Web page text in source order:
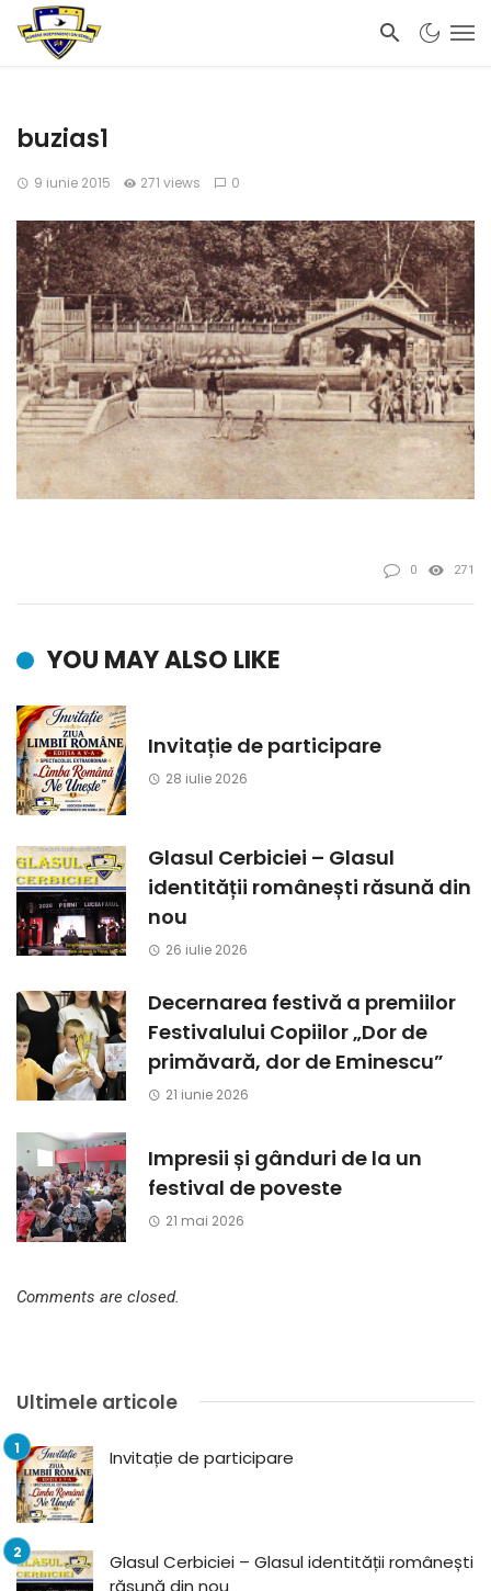
buzias1
9 iunie 2015 271 views 0
0 271
YOU MAY ALSO LIKE
Invitație de participare
28 iulie 2026
Glasul Cerbiciei – Glasul
identității românești răsună din
nou
26 iulie 2026
Decernarea festivă a premiilor
Festivalului Copiilor „Dor de
primăvară, dor de Eminescu”
21 iunie 2026
Impresii și gânduri de la un
festival de poveste
21 mai 2026
Comments are closed.
Ultimele articole
Invitație de participare
Glasul Cerbiciei – Glasul identității românești
răsună din nou